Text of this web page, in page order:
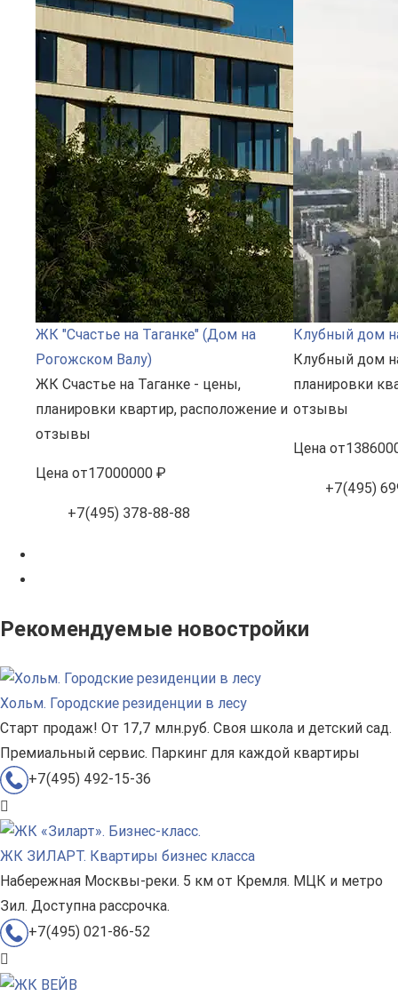
ЖК "Счастье на Таганке" (Дом на
Рогожском Валу)
ЖК Счастье на Таганке - цены,
планировки квартир, расположение и
отзывы
Цена от17000000 ₽
+7(495) 378-88-88
Клубный дом
Клубный дом
планировки
отзывы
Цена от
+7(495)
Рекомендуемые новостройки
Хольм. Городские резиденции в лесу
Старт продаж! От 17,7 млн.руб. Своя школа и детский сад.
Премиальный сервис. Паркинг для каждой квартиры
+7(495) 492-15-36
ЖК ЗИЛАРТ. Квартиры бизнес класса
Набережная Москвы-реки. 5 км от Кремля. МЦК и метро
Зил. Доступна рассрочка.
+7(495) 021-86-52